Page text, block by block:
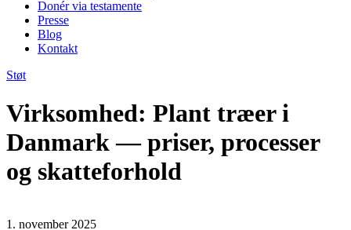
Donér via testamente
Presse
Blog
Kontakt
Støt
Virksomhed: Plant træer i
Danmark — priser, processer
og skatteforhold
1. november 2025